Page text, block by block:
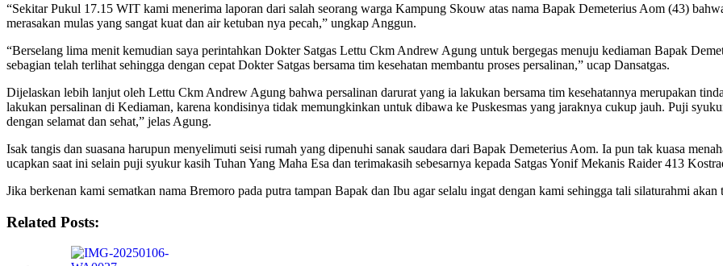
“Sekitar Pukul 17.15 WIT kami menerima laporan dari salah seorang warga Kampung Skouw atas nama Bapak Demeterius Aom (43)
merasakan mulas yang sangat kuat dan air ketuban nya pecah,” ungkap Anggun.
“Berselang lima menit kemudian saya perintahkan Dokter Satgas Lettu Ckm Andrew Agung untuk bergegas menuju kediaman Bapak
sebagian telah terlihat sehingga dengan cepat Dokter Satgas bersama tim kesehatan membantu proses persalinan,” ucap Dansatgas.
Dijelaskan lebih lanjut oleh Lettu Ckm Andrew Agung bahwa persalinan darurat yang ia lakukan bersama tim kesehatannya merupakan
lakukan persalinan di Kediaman, karena kondisinya tidak memungkinkan untuk dibawa ke Puskesmas yang jaraknya cukup jauh. Puji
dengan selamat dan sehat,” jelas Agung.
Isak tangis dan suasana harupun menyelimuti seisi rumah yang dipenuhi sanak saudara dari Bapak Demeterius Aom. Ia pun tak kuasa
ucapkan saat ini selain puji syukur kasih Tuhan Yang Maha Esa dan terimakasih sebesarnya kepada Satgas Yonif Mekanis Raider 413
Jika berkenan kami sematkan nama Bremoro pada putra tampan Bapak dan Ibu agar selalu ingat dengan kami sehingga tali silaturahmi
Related Posts: